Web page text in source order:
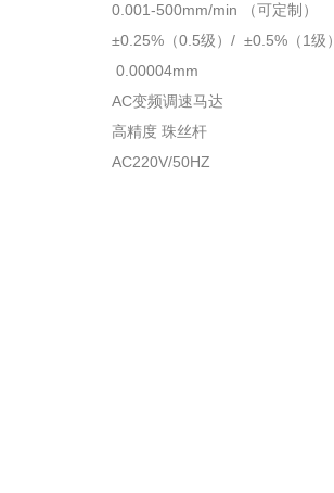
0.001-500mm/min （可定制）
±0.25%（0.5级）/ ±0.5%（1级）
0.00004mm
AC变频调速马达
高精度 珠丝杆
AC220V/50HZ